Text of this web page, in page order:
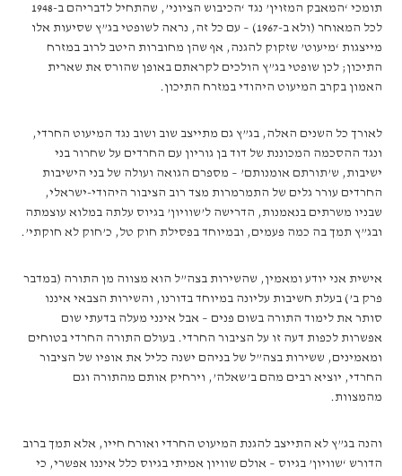
תומכי ‘המאבק המזוין’ נגד ‘הכיבוש הציוני’, שהתחיל לדבריהם ב-1948
לכל המאוחר (ולא ב-1967) – עם כל זה, נראה לשופטי בג”ץ שסיעות אלו
מייצגות ‘מיעוט’ שזקוק להגנה, אף שהן מחוברות היטב לרוב במזרח
התיכון; לכן שופטי בג”ץ הולכים לקראתם באופן שהורס את שארית
האמון בקרב המיעוט היהודי במזרח התיכון.
לאורך כל השנים האלה, בג”ץ גם מתייצב שוב ושוב נגד המיעוט החרדי,
ונגד ההסכמה המכוננת של דוד בן גוריון עם החרדים על שחרור בני
ישיבות, ש’תורתם אומנותם’ – מספרם הגואה ועולה של בני הישיבות
החרדים עורר גלים של התמרמרות מצד רוב הציבור היהודי-ישראלי,
שבניו משרתים בנאמנות, הדרישה ל’שוויון’ בגיוס עלתה במלוא עוצמתה
ובג”ץ תמך בה כמה פעמים, ובמיוחד בפסילת חוק טל, כ’חוק לא חוקתי’.
אישית אני יודע ומאמין, שהשירות בצה”ל הוא מצווה מן התורה (במדבר
פרק ב’) בעלת חשיבות עליונה במיוחד בדורנו, והשירות הצבאי איננו
סותר את לימוד התורה בשום פנים – אבל אינני מעלה בדעתי שום
אפשרות לכפות דעה זו על הציבור החרדי. בעולם התורה החרדי בטוחים
ומאמינים, ששירות בצה”ל של בניהם ישנה כליל את אופיו של הציבור
החרדי, יוציא רבים מהם ב’שאלה’, וירחיק אותם מהתורה וגם
מהמצוות.
והנה בג”ץ לא התייצב להגנת המיעוט החרדי ואורח חייו, אלא תמך ברוב
הדורש ‘שוויון’ בגיוס – אולם שוויון אמיתי בגיוס כלל איננו אפשרי, כי